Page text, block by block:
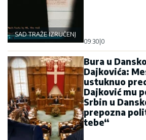
SAD TRAŽE IZRUČENJE
09:30 0
Bura u
Dajkovića:
ustuknuo
Dajković mu
Srbin u
prepozna
tebe“